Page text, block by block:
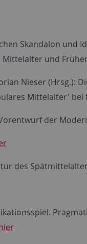
Skandalon und
und
Nieser (Hrsg.):
Mittelalter'
der
des